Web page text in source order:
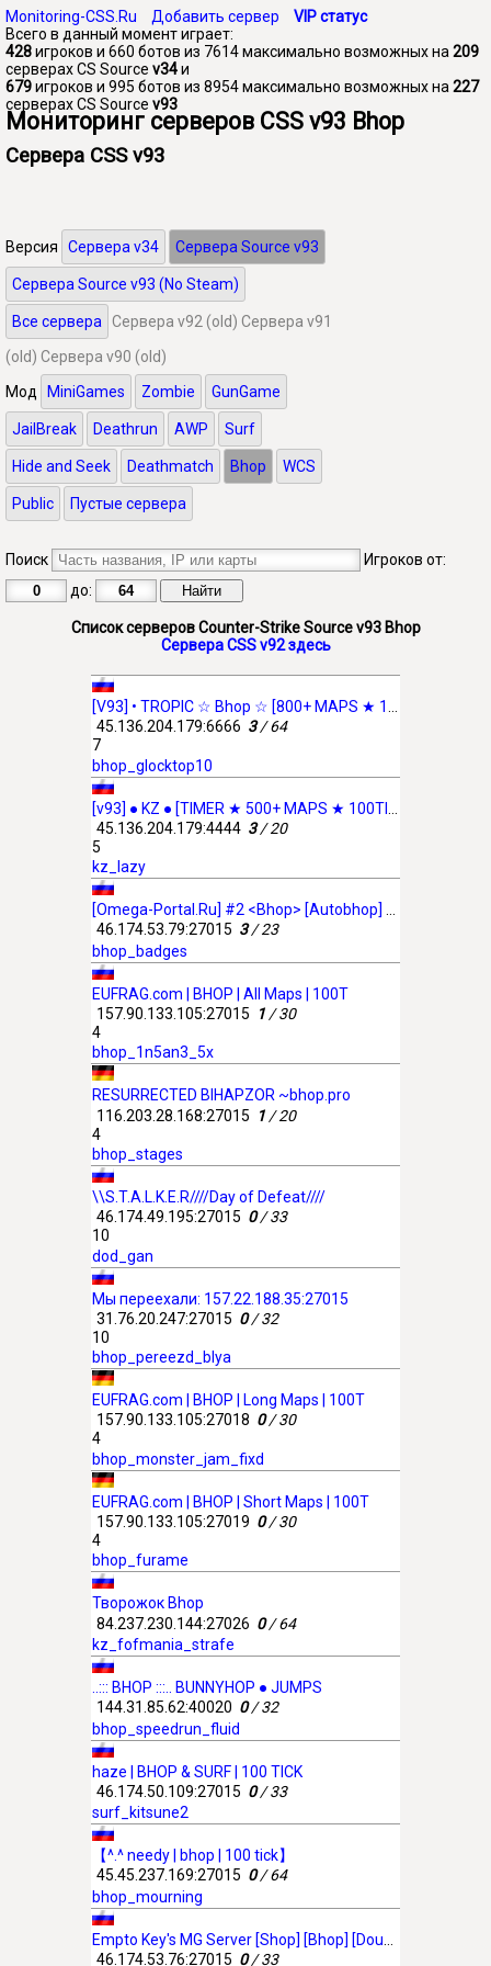
Monitoring-CSS.Ru Добавить сервер
VIP статус
Всего в данный момент играет:
428игроков и 660 ботов из 7614 максимально возможных на 209
серверах CS Source v34и
679игроков и 995 ботов из 8954 максимально возможных на 227
серверах CS Source v93
Мониторинг серверов CSS v93 Bhop
Сервера CSS v93
Версия Сервера v34 Сервера Source v93
Сервера Source v93 (No Steam)
Все сервера Сервера v92 (old) Сервера v91
(old) Сервера v90 (old)
Мод
MiniGames Zombie GunGame
JailBreak Deathrun AWP Surf
Hide and Seek Deathmatch Bhop WCS
Public Пустые сервера
Поиск
Игроков от:
до:
Список серверов Counter-Strike Source v93 Bhop
Сервера CSS v92 здесь
45.136.204.179:6666 3/ 64
7
bhop_glocktop10
45.136.204.179:4444 3/ 20
5
kz_lazy
46.174.53.79:27015 3/ 23
bhop_badges
EUFRAG.com | BHOP | All Maps | 100T
157.90.133.105:27015
1 / 30
4
bhop_1n5an3_5x
RESURRECTED BIHAPZOR ~bhop.pro
116.203.28.168:27015
1 / 20
4
bhop_stages
\\S.T.A.L.K.E.R////Day of Defeat////
46.174.49.195:27015 0/ 33
10
dod_gan
Мы переехали: 157.22.188.35:27015
31.76.20.247:27015 0/ 32
10
bhop_pereezd_blya
EUFRAG.com | BHOP | Long Maps | 100T
157.90.133.105:27018 0/ 30
4
bhop_monster_jam_fixd
EUFRAG.com | BHOP | Short Maps | 100T
157.90.133.105:27019 0/ 30
4
bhop_furame
Творожок Bhop
84.237.230.144:27026 0/ 64
kz_fofmania_strafe
..::: BHOP :::.. BUNNYHOP ● JUMPS
144.31.85.62:40020 0/ 32
bhop_speedrun_fluid
haze | BHOP & SURF | 100 TICK
46.174.50.109:27015 0/ 33
surf_kitsune2
【^.^ needy | bhop | 100 tick】
45.45.237.169:27015 0/ 64
bhop_mourning
46.174.53.76:27015 0/ 33